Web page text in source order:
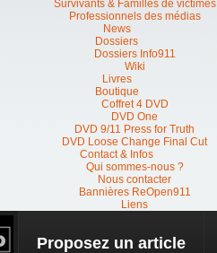
Survivants & Familles de victimes
Professionnels des médias
News
Dossiers
Dossiers Info911
Wiki
Livres
Boutique
Coffret 4 DVD
DVD One
DVD 9/11 Press for Truth
DVD Loose Change Final Cut
Contact & Infos
Qui sommes-nous ?
Nous contacter
Bannières ReOpen911
Liens
Proposez un article